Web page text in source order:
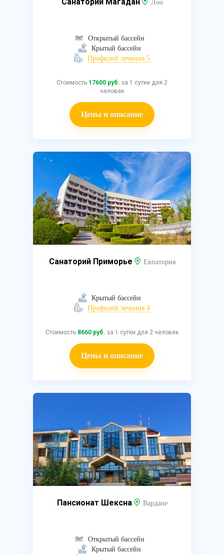
Лоо
Открытый бассейн
Крытый бассейн
Профилей лечения 5
Стоимость 17600 руб. за 1 сутки для 2
человек
Цены и описание
Санаторий Приморье Евпатория
Крытый бассейн
Профилей лечения 4
Стоимость 8660 руб. за 1 сутки для 2 человек
Цены и описание
Пансионат Шексна Вардане
Открытый бассейн
Крытый бассейн